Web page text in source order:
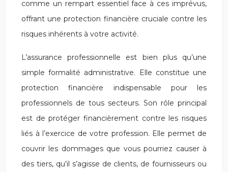
comme un rempart essentiel face à ces imprévus,
offrant une protection financière cruciale contre les
risques inhérents à votre activité.
L’assurance professionnelle est bien plus qu’une
simple formalité administrative. Elle constitue une
protection financière indispensable pour les
professionnels de tous secteurs. Son rôle principal
est de protéger financièrement contre les risques
liés à l’exercice de votre profession. Elle permet de
couvrir les dommages que vous pourriez causer à
des tiers, qu’il s’agisse de clients, de fournisseurs ou